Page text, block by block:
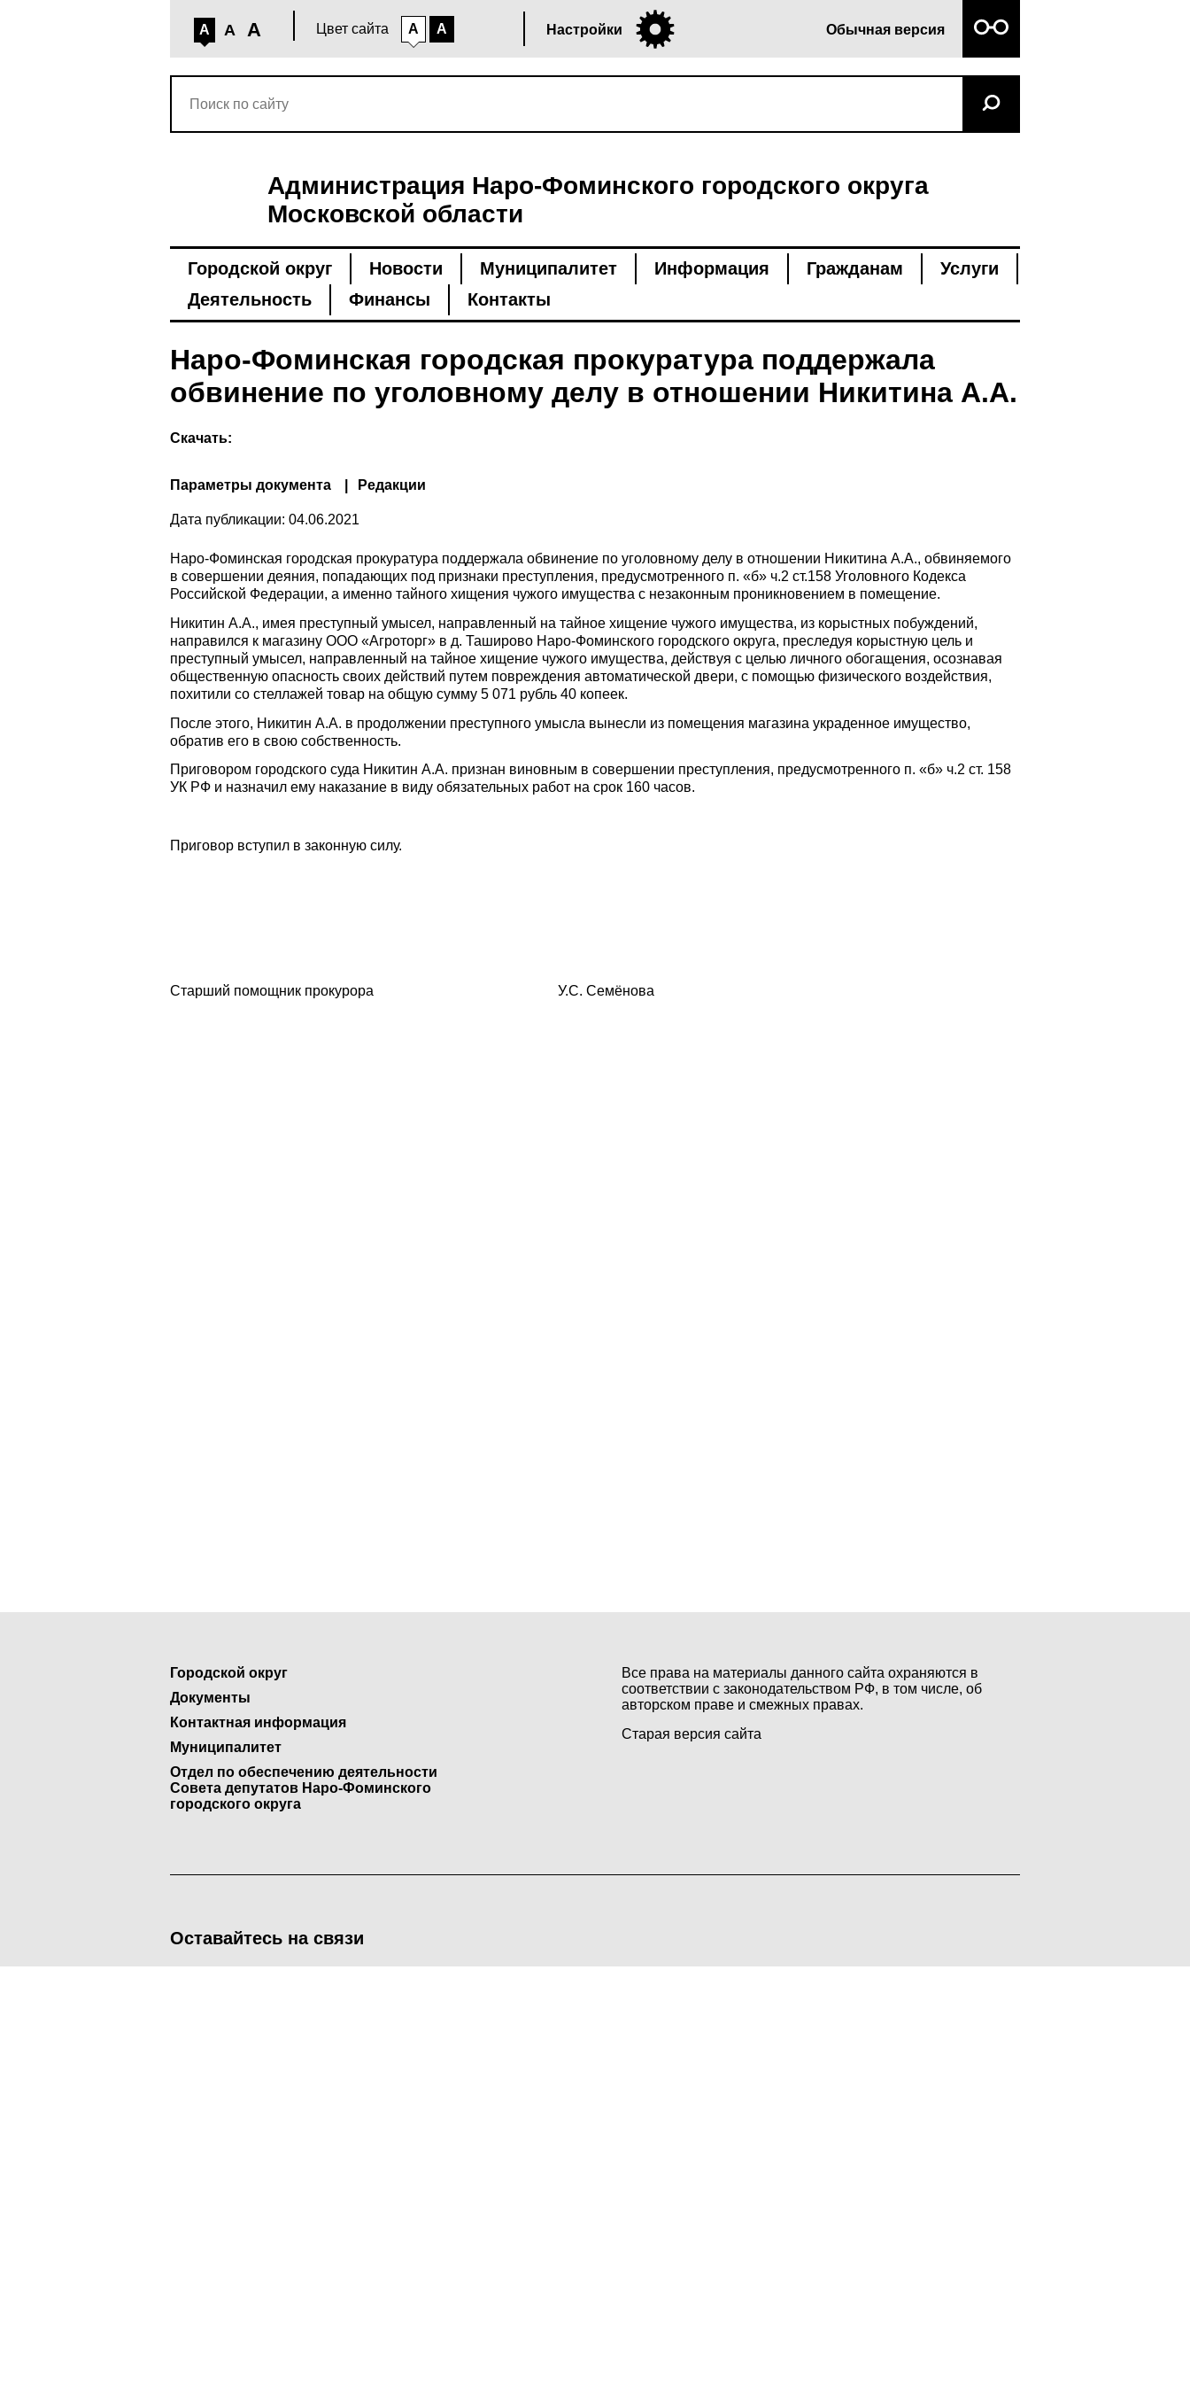
A A A Цвет сайта A A Настройки Обычная версия
Администрация Наро-Фоминского городского округа
Московской области
Городской округ Новости Муниципалитет Информация Гражданам
Услуги
Деятельность
Финансы Контакты
Наро-Фоминская городская прокуратура поддержала
обвинение по уголовному делу в отношении Никитина А.А.
Скачать:
Параметры документа Редакции
Дата публикации: 04.06.2021
Наро-Фоминская городская прокуратура поддержала обвинение по уголовному делу в отношении Никитина А.А., обвиняемого
в совершении деяния, попадающих под признаки преступления, предусмотренного п. «б» ч.2 ст.158 Уголовного Кодекса
Российской Федерации, а именно тайного хищения чужого имущества с незаконным проникновением в помещение.
Никитин А.А., имея преступный умысел, направленный на тайное хищение чужого имущества, из корыстных побуждений,
направился к магазину ООО «Агроторг» в д. Таширово Наро-Фоминского городского округа, преследуя корыстную цель и
преступный умысел, направленный на тайное хищение чужого имущества, действуя с целью личного обогащения, осознавая
общественную опасность своих действий путем повреждения автоматической двери, с помощью физического воздействия,
похитили со стеллажей товар на общую сумму 5 071 рубль 40 копеек.
После этого, Никитин А.А. в продолжении преступного умысла вынесли из помещения магазина украденное имущество,
обратив его в свою собственность.
Приговором городского суда Никитин А.А. признан виновным в совершении преступления, предусмотренного п. «б» ч.2 ст. 158
УК РФ и назначил ему наказание в виду обязательных работ на срок 160 часов.
Приговор вступил в законную силу.
Старший помощник прокурора У.С. Семёнова
Городской округ
Документы
Контактная информация
Муниципалитет
Отдел по обеспечению деятельности
Совета депутатов Наро-Фоминского
городского округа
Все права на материалы данного сайта охраняются в
соответствии с законодательством РФ, в том числе, об
авторском праве и смежных правах.
Старая версия сайта
Оставайтесь на связи